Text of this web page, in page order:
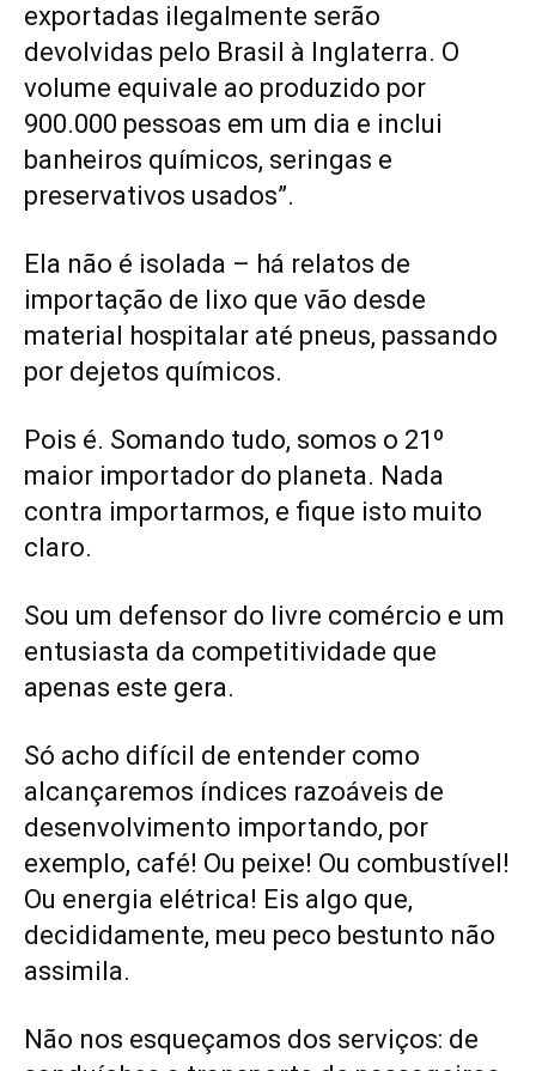
exportadas ilegalmente serão
devolvidas pelo Brasil à Inglaterra. O
volume equivale ao produzido por
900.000 pessoas em um dia e inclui
banheiros químicos, seringas e
preservativos usados”.
Ela não é isolada – há relatos de
importação de lixo que vão desde
material hospitalar até pneus, passando
por dejetos químicos.
Pois é. Somando tudo, somos o 21º
maior importador do planeta. Nada
contra importarmos, e fique isto muito
claro.
Sou um defensor do livre comércio e um
entusiasta da competitividade que
apenas este gera.
Só acho difícil de entender como
alcançaremos índices razoáveis de
desenvolvimento importando, por
exemplo, café! Ou peixe! Ou combustível!
Ou energia elétrica! Eis algo que,
decididamente, meu peco bestunto não
assimila.
Não nos esqueçamos dos serviços: de